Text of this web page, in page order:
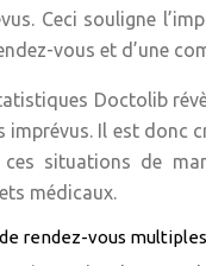
Ceci souligne
vous et d’une
Doctolib
imprévus. Il est donc
ces situations de
médicaux.
rendez-vous